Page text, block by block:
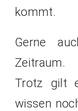
kommt.
Gerne
Trotz gilt
wissen